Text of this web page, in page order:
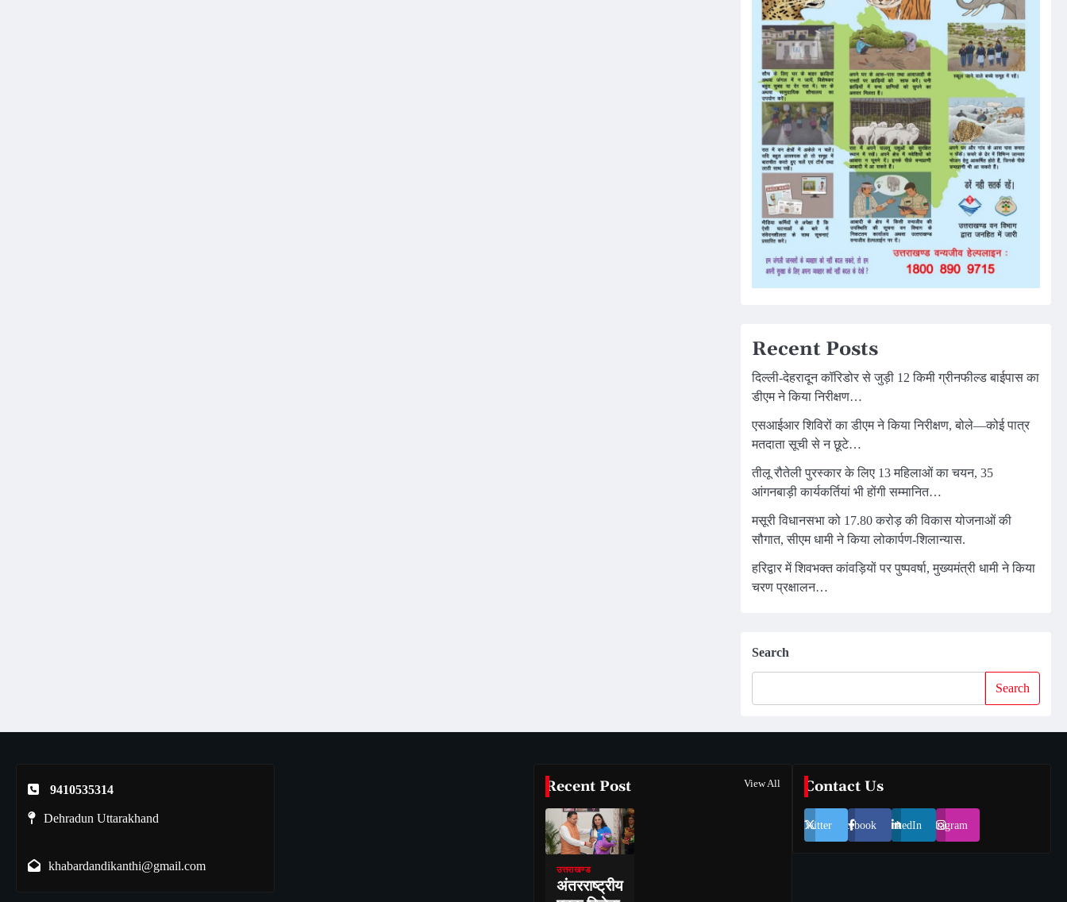
Recent Posts
दिल्ली-देहरादून कॉरिडोर से जुड़ी 12 किमी ग्रीनफील्ड बाईपास का
डीएम ने किया निरीक्षण…
एसआईआर शिविरों का डीएम ने किया निरीक्षण, बोले—कोई पात्र
मतदाता सूची से न छूटे…
तीलू रौतेली पुरस्कार के लिए 13 महिलाओं का चयन, 35
आंगनबाड़ी कार्यकर्तियां भी होंगी सम्मानित…
मसूरी विधानसभा को 17.80 करोड़ की विकास योजनाओं की
सौगात, सीएम धामी ने किया लोकार्पण-शिलान्यास.
हरिद्वार में शिवभक्त कांवड़ियों पर पुष्पवर्षा, मुख्यमंत्री धामी ने किया
चरण प्रक्षालन…
Search
Search
9410535314
Dehradun Uttarakhand
khabardandikanthi@gmail.com
Recent Post View All
उत्तराखण्ड
अंतरराष्ट्रीय
Contact Us
Twitter Facebook LinkedIn Instagram